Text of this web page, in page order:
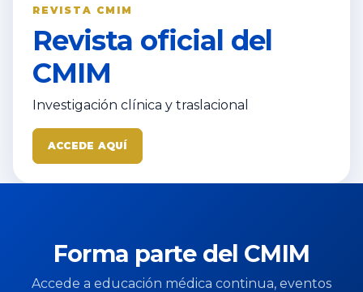
REVISTA CMIM
Revista oficial del
CMIM
Investigación clínica y traslacional
ACCEDE AQUÍ
Forma parte del CMIM
Accede a educación médica continua, eventos